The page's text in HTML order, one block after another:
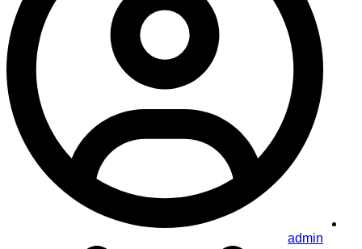
admin